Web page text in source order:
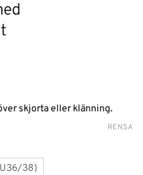
skjorta eller klänning.
38)
RENSA